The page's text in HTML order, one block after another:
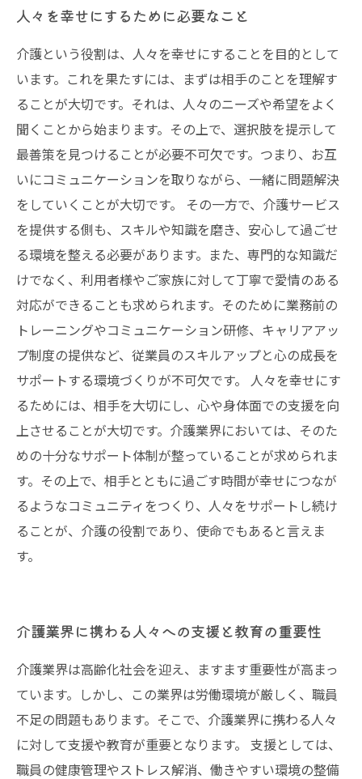
人々を幸せにするために必要なこと
介護という役割は、人々を幸せにすることを目的として
います。これを果たすには、まずは相手のことを理解す
ることが大切です。それは、人々のニーズや希望をよく
聞くことから始まります。その上で、選択肢を提示して
最善策を見つけることが必要不可欠です。つまり、お互
いにコミュニケーションを取りながら、一緒に問題解決
をしていくことが大切です。 その一方で、介護サービス
を提供する側も、スキルや知識を磨き、安心して過ごせ
る環境を整える必要があります。また、専門的な知識だ
けでなく、利用者様やご家族に対して丁寧で愛情のある
対応ができることも求められます。そのために業務前の
トレーニングやコミュニケーション研修、キャリアアッ
プ制度の提供など、従業員のスキルアップと心の成長を
サポートする環境づくりが不可欠です。 人々を幸せにす
るためには、相手を大切にし、心や身体面での支援を向
上させることが大切です。介護業界においては、そのた
めの十分なサポート体制が整っていることが求められま
す。その上で、相手とともに過ごす時間が幸せにつなが
るようなコミュニティをつくり、人々をサポートし続け
ることが、介護の役割であり、使命でもあると言えま
す。
介護業界に携わる人々への支援と教育の重要性
介護業界は高齢化社会を迎え、ますます重要性が高まっ
ています。しかし、この業界は労働環境が厳しく、職員
不足の問題もあります。そこで、介護業界に携わる人々
に対して支援や教育が重要となります。 支援としては、
職員の健康管理やストレス解消、働きやすい環境の整備